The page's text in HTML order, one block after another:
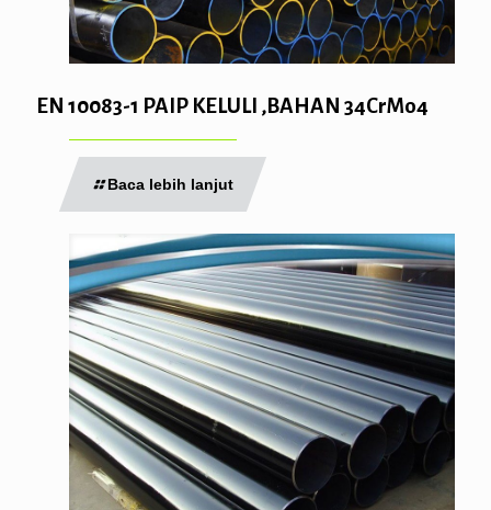
EN 10083-1 PAIP KELULI ,BAHAN 34CrMo4
Baca lebih lanjut